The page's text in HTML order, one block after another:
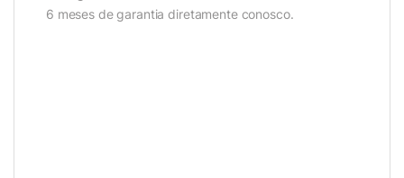
6 meses de garantia diretamente conosco.